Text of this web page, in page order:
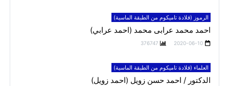
الرموز (قلادة تاميكوم من الطبقة الماسية)
احمد محمد عرابى محمد (احمد عرابي)
2020-06-10
376747
العلماء (قلادة تاميكوم من الطبقة الماسية)
الدكتور / احمد حسن زويل (احمد زويل)